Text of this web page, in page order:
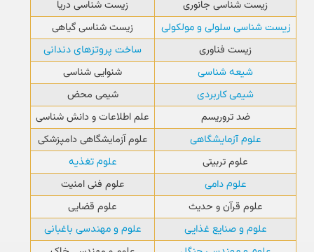
زیست شناسی جانوری زیست شناسی دریا
زیست شناسی سلولی و مولکولی
زیست شناسی گیاهی
زیست فناوری
ساخت پروتزهای دندانی
شیعه شناسی
شنوایی شناسی
شیمی کاربردی
شیمی محض
ضد تروریسم
علم اطلاعات و دانش شناسی
علوم آزمایشگاهی
علوم آزمایشگاهی دامپزشکی
علوم تربیتی
علوم تغذیه
علوم دامی
علوم فنی امنیت
علوم قرآن و حدیث
علوم قضایی
علوم و صنایع غذایی
علوم و مهندسی باغبانی